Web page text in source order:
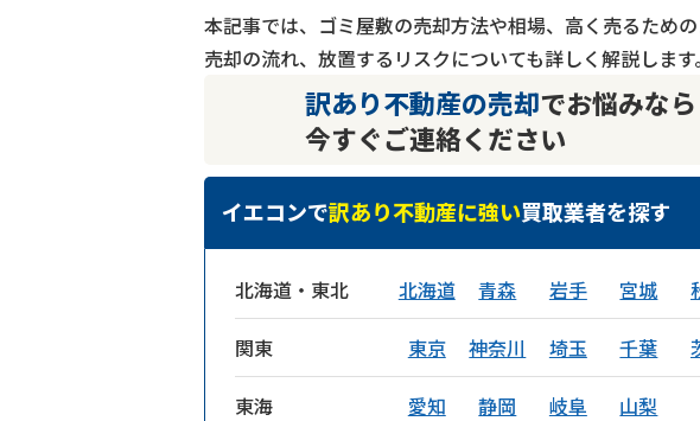
本記事では、ゴミ屋敷の売却方法や相場、高く売るため
売却の流れ、放置するリスクについても詳しく解説します。
訳あり不動産の売却でお悩みなら
今すぐご連絡ください
イエコンで訳あり不動産に強い買取業者を探す
北海道・東北 北海道 青森 岩手 宮城
関東 東京 神奈川 埼玉 千葉
東海 愛知 静岡 岐阜 山梨